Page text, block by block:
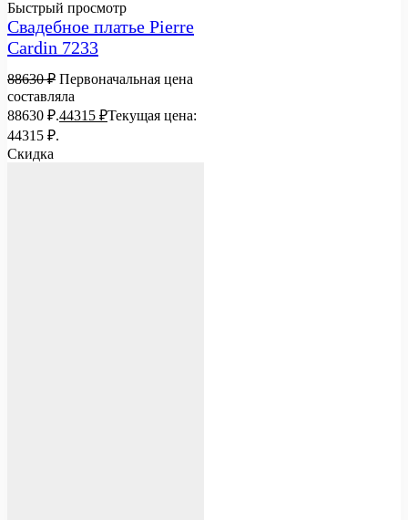
Быстрый просмотр
Свадебное платье Pierre
Cardin 7233
88630₽ Первоначальная цена
составляла
88630 ₽.44315 ₽Текущая цена:
44315 ₽.
Скидка